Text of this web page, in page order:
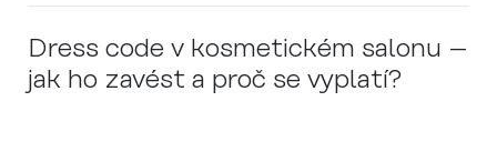
Dress code v kosmetickém salonu –
jak ho zavést a proč se vyplatí?